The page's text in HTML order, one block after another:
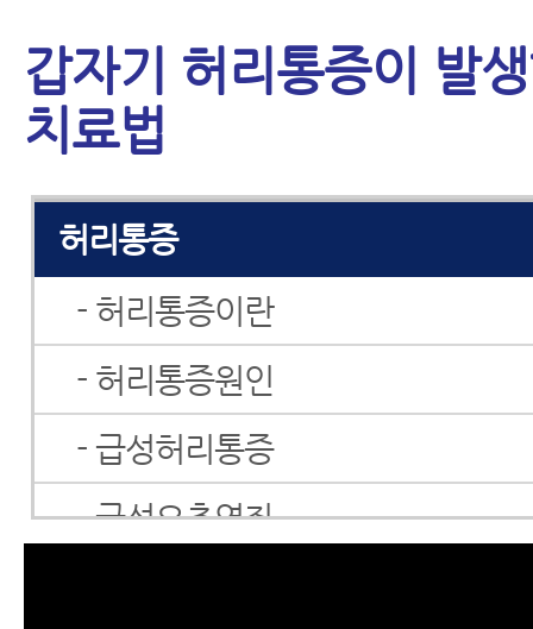
갑자기 허리통증이 발
치료법
경추관협착증
허리디스크
허리통증
- 허리통증이란
- 허리통증원인
- 급성허리통증
- 급성요추염좌